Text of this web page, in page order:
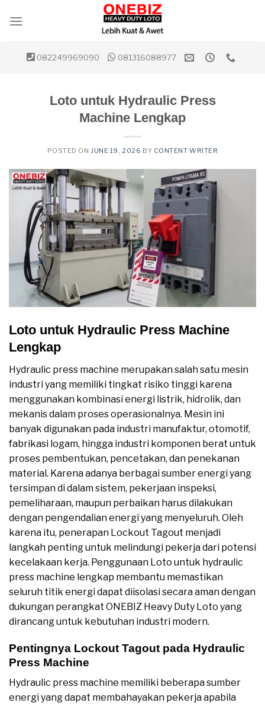
082249969090 081316088977
Loto untuk Hydraulic Press
Machine Lengkap
POSTED ON JUNE 19, 2026 BY CONTENT WRITER
Loto untuk Hydraulic Press Machine
Lengkap
Hydraulic press machine merupakan salah satu mesin
industri yang memiliki tingkat risiko tinggi karena
menggunakan kombinasi energi listrik, hidrolik, dan
mekanis dalam proses operasionalnya. Mesin ini
banyak digunakan pada industri manufaktur, otomotif,
fabrikasi logam, hingga industri komponen berat untuk
proses pembentukan, pencetakan, dan penekanan
material. Karena adanya berbagai sumber energi yang
tersimpan di dalam sistem, pekerjaan inspeksi,
pemeliharaan, maupun perbaikan harus dilakukan
dengan pengendalian energi yang menyeluruh. Oleh
karena itu, penerapan Lockout Tagout menjadi
langkah penting untuk melindungi pekerja dari potensi
kecelakaan kerja. Penggunaan Loto untuk hydraulic
press machine lengkap membantu memastikan
seluruh titik energi dapat diisolasi secara aman dengan
dukungan perangkat ONEBIZ Heavy Duty Loto yang
dirancang untuk kebutuhan industri modern.
Pentingnya Lockout Tagout pada Hydraulic
Press Machine
Hydraulic press machine memiliki beberapa sumber
energi yang dapat membahayakan pekerja apabila